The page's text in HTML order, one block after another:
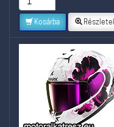
Kosárba